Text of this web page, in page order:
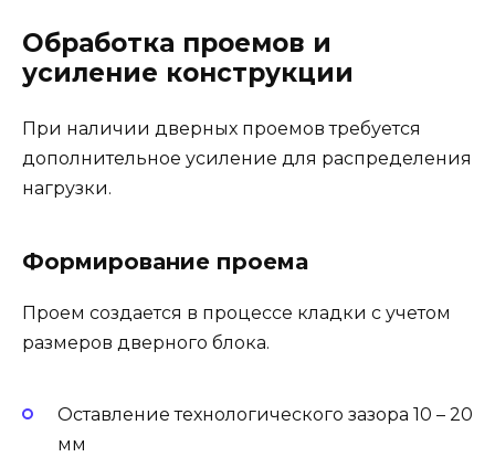
Обработка проемов и
усиление конструкции
При наличии дверных проемов требуется
дополнительное усиление для распределения
нагрузки.
Формирование проема
Проем создается в процессе кладки с учетом
размеров дверного блока.
Оставление технологического зазора 10 – 20
мм